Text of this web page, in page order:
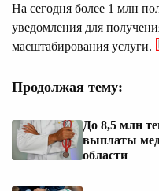
На сегодня более 1 млн
уведомления для
масштабирования услуги.
Продолжая тему:
До 8,5 млн
выплаты
области